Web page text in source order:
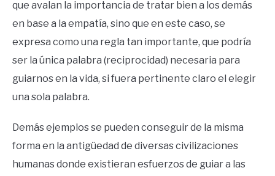
que avalan la importancia de tratar bien a los demás
en base a la empatía, sino que en este caso, se
expresa como una regla tan importante, que podría
ser la única palabra (reciprocidad) necesaria para
guiarnos en la vida, si fuera pertinente claro el elegir
una sola palabra.
Demás ejemplos se pueden conseguir de la misma
forma en la antigüedad de diversas civilizaciones
humanas donde existieran esfuerzos de guiar a las